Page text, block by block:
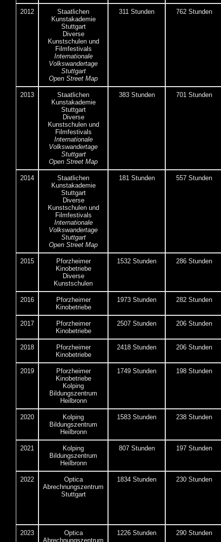
2012
Staatlichen
Kunstakademie
Stuttgart
Diverse
Kunstschulen und
Filmfestivals
Internationale
Volkswandertage
Stuttgart
Open Street Map
311 Stunden 762 Stunden
2013
Staatlichen
Kunstakademie
Stuttgart
Diverse
Kunstschulen und
Filmfestivals
Internationale
Volkswandertage
Stuttgart
Open Street Map
383 Stunden 701 Stunden
2014
Staatlichen
Kunstakademie
Stuttgart
Diverse
Kunstschulen und
Filmfestivals
Internationale
Volkswandertage
Stuttgart
Open Street Map
181 Stunden 557 Stunden
2015
Pforzheimer
Kinobetriebe
Diverse
Kunstschulen
1532 Stunden 286 Stunden
2016
Pforzheimer
Kinobetriebe
1973 Stunden 282 Stunden
2017
Pforzheimer
Kinobetriebe
2507 Stunden 206 Stunden
2018
Pforzheimer
Kinobetriebe
2418 Stunden 206 Stunden
2019
Pforzheimer
Kinobetriebe
Kolping
Bildungszentrum
Heilbronn
1749 Stunden 198 Stunden
2020
Kolping
Bildungszentrum
Heilbronn
1583 Stunden 238 Stunden
2021
Kolping
Bildungszentrum
Heilbronn
807 Stunden 197 Stunden
2022
Optica
Abrechnungszentrum
Stuttgart
1834 Stunden 230 Stunden
2023
Optica
Abrechnungszentrum
1226 Stunden 290 Stunden